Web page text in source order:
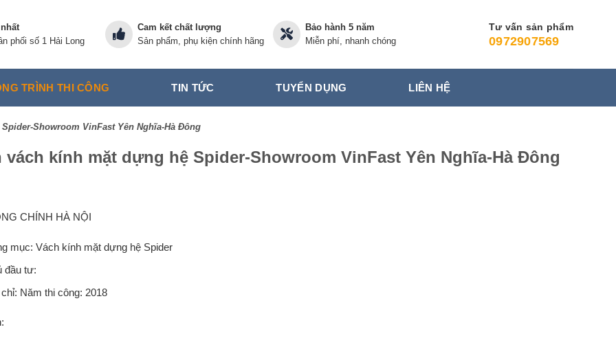
phối số 1 Hải Long
Cam kết chất lượng
Sản phẩm, phụ kiện chính hãng
Bảo hành 5 năm
Miễn phí, nhanh chóng
Tư vấn sản phẩm
0972907569
TRÌNH THI CÔNG TIN TỨC TUYỂN DỤNG LIÊN HỆ
Showroom VinFast Yên Nghĩa-Hà Đông
vách kính mặt dựng hệ Spider-Showroom VinFast Yên Nghĩa-Hà Đông
CHÍNH HÀ NỘI
mục: Vách kính mặt dựng hệ Spider
đầu tư:
Năm thi công: 2018